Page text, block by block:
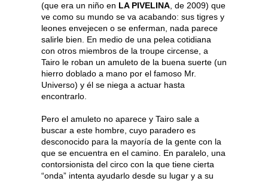
(que era un niño en LA PIVELINA , de 2009) que
ve como su mundo se va acabando: sus tigres y
leones envejecen o se enferman, nada parece
salirle bien. En medio de una pelea cotidiana
con otros miembros de la troupe circense, a
Tairo le roban un amuleto de la buena suerte (un
hierro doblado a mano por el famoso Mr.
Universo) y él se niega a actuar hasta
encontrarlo.
Pero el amuleto no aparece y Tairo sale a
buscar a este hombre, cuyo paradero es
desconocido para la mayoría de la gente con la
que se encuentra en el camino. En paralelo, una
contorsionista del circo con la que tiene cierta
“onda” intenta ayudarlo desde su lugar y a su